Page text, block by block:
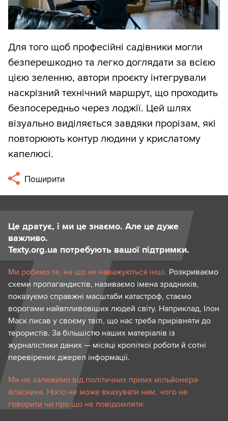
Для того щоб професійні садівники могли
безперешкодно та легко доглядати за всією
цією зеленню, автори проєкту інтегрували
наскрізний технічний маршрут, що проходить
безпосередньо через лоджії. Цей шлях
візуально виділяється завдяки прорізам, які
повторюють контур людини у крислатому
капелюсі.
Поширити
Це дратує, і ми це знаємо. Але це дуже
важливо.
Texty.org.ua потребують вашої підтримки.
Ми робимо те, на що не наважуються інші. Розкриваємо
схеми пропагандистів, називаємо імена зрадників,
показуємо справжні масштаби катастроф, стаємо
ворогами найвпливовіших людей світу. Наприклад, Ілон
Маск писав у своєму твіті, що нас треба прирівняти до
терористів. За більшістю наших матеріалів із
журналістики даних — місяці кропіткої роботи й сотні
перевірених джерел інформації.
Ми не залежимо від політичних примх мільйонера-
власника. Ніхто не може вказувати нам, чого не
говорити чи про що не повідомляти.